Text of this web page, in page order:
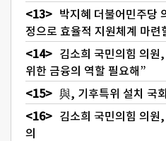
박지혜 더불어민주당
정으로 효율적 지원체계 마련
김소희 국민의힘 의원
위한 금융의 역할 필요해”
與, 기후특위 설치 국
김소희 국민의힘 의원
의